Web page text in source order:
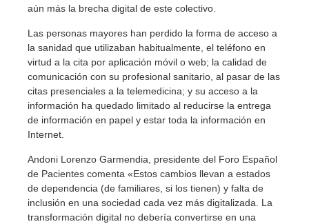
aún más la brecha digital de este colectivo.
Las personas mayores han perdido la forma de acceso a
la sanidad que utilizaban habitualmente, el teléfono en
virtud a la cita por aplicación móvil o web; la calidad de
comunicación con su profesional sanitario, al pasar de las
citas presenciales a la telemedicina; y su acceso a la
información ha quedado limitado al reducirse la entrega
de información en papel y estar toda la información en
Internet.
Andoni Lorenzo Garmendia, presidente del Foro Español
de Pacientes comenta «Estos cambios llevan a estados
de dependencia (de familiares, si los tienen) y falta de
inclusión en una sociedad cada vez más digitalizada. La
transformación digital no debería convertirse en una